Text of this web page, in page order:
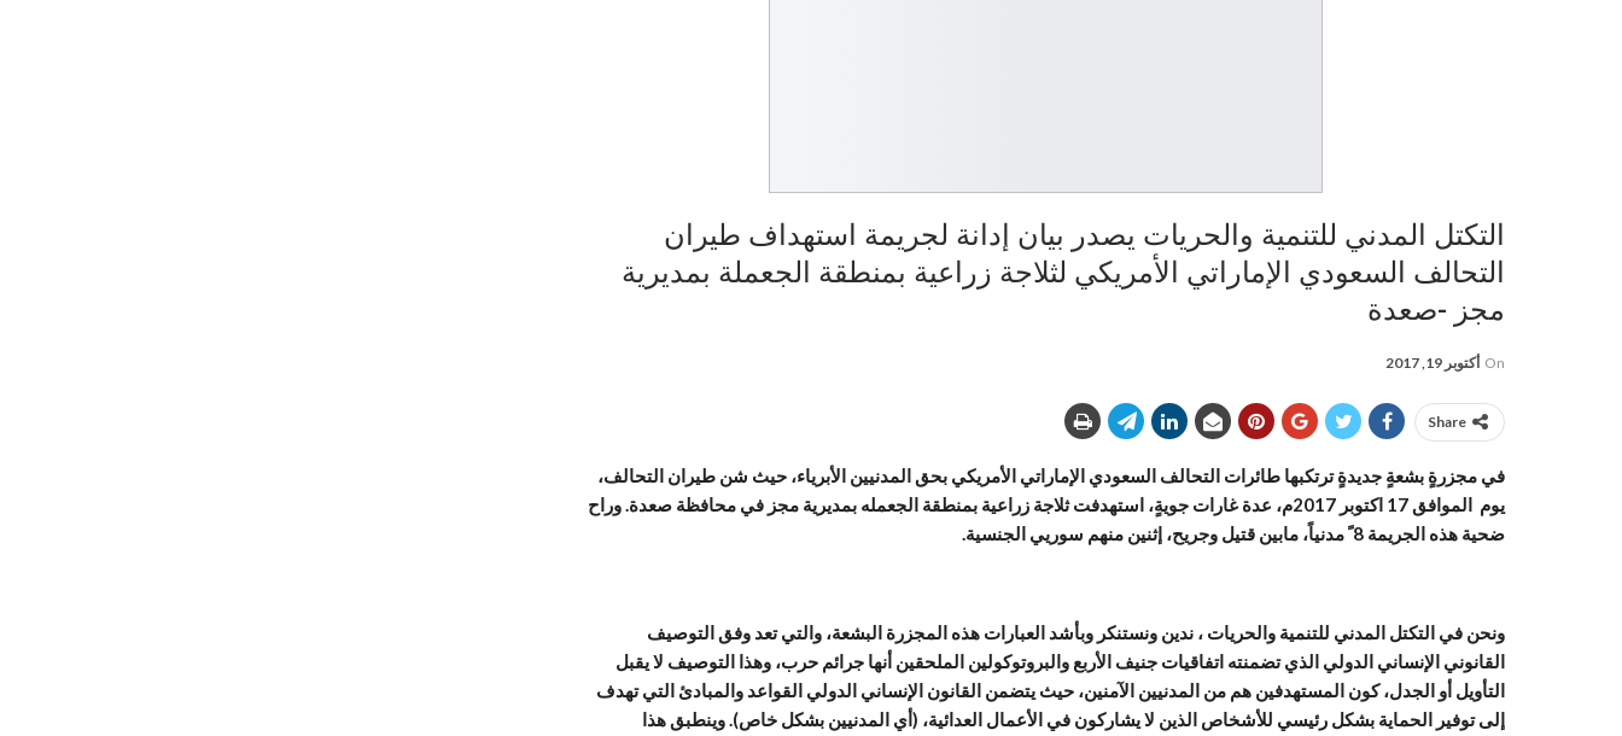
التكتل المدني للتنمية والحريات يصدر بيان إدانة لجريمة استهداف طيران
التحالف السعودي الإماراتي الأمريكي لثلاجة زراعية بمنطقة الجعملة بمديرية
مجز -صعدة
On أكتوبر 19, 2017
Share
في مجزرةٍ بشعةٍ جديدةٍ ترتكبها طائرات التحالف السعودي الإماراتي الأمريكي بحق المدنيين الأبرياء، حيث شن طيران التحالف،
يوم الموافق 17 اكتوبر 2017م، عدة غارات جويةٍ، استهدفت ثلاجة زراعية بمنطقة الجعمله بمديرية مجز في محافظة صعدة. وراح
ضحية هذه الجريمة 8 ً مدنياً، مابين قتيل وجريح، إثنين منهم سوريي الجنسية.
ونحن في التكتل المدني للتنمية والحريات ، ندين ونستنكر وبأشد العبارات هذه المجزرة البشعة، والتي تعد وفق التوصيف
القانوني الإنساني الدولي الذي تضمنته اتفاقيات جنيف الأربع والبروتوكولين الملحقين أنها جرائم حرب، وهذا التوصيف لا يقبل
التأويل أو الجدل، كون المستهدفين هم من المدنيين الآمنين، حيث يتضمن القانون الإنساني الدولي القواعد والمبادئ التي تهدف
إلى توفير الحماية بشكل رئيسي للأشخاص الذين لا يشاركون في الأعمال العدائية، (أي المدنيين بشكل خاص). وينطبق هذا